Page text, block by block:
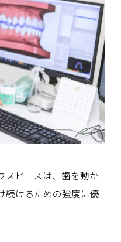
スピースは、歯を動か
続けるための強度に優